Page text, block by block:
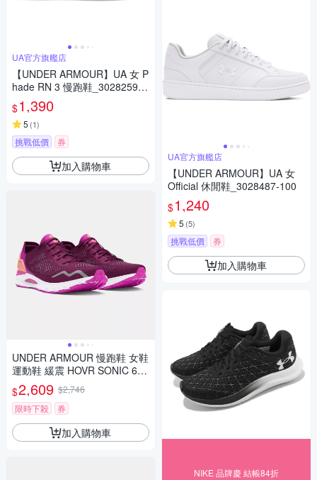
UA官方旗艦店
【UNDER ARMOUR】UA 女 P
hade RN 3 慢跑鞋_3028259-0
01
$1,390
5 (1)
挑戰低價 券
加入購物車
UNDER ARMOUR 慢跑鞋 女鞋
運動鞋 緩震 HOVR SONIC 6
紫 3026128-500
$2,609 $2,746
限時下殺
券
加入購物車
UA官方旗艦店
【UNDER ARMOUR】UA 女
Official 休閒鞋_3028487-100
$1,240
5 (5)
挑戰低價 券
加入購物車
NIKE 品牌慶 結帳84折